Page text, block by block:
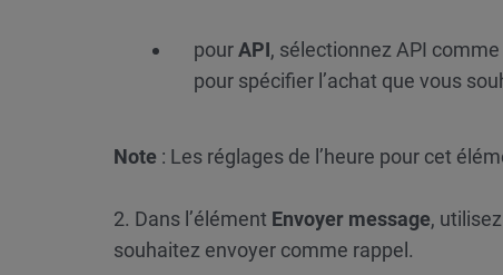
pourAPI, sélectionnez API
pour spécifier l’achat que vous
Note : Les réglages de l’heure pour cet
2. Dans l’élément Envoyer message,
souhaitez envoyer comme rappel.